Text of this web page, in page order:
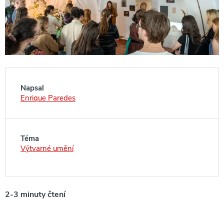
Napsal
Enrique Paredes
Téma
Výtvarné umění
2-3 minuty čtení